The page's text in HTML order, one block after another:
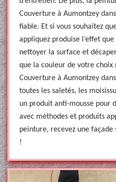
Couverture à Aumontzey
fiable. Et si vous souhaitez
appliquez produise l’effet
nettoyer la surface et
que la couleur de votre choix
Couverture à Aumontzey
toutes les saletés, les
un produit anti-mousse pour
avec méthodes et produits
peinture, recevez une
!